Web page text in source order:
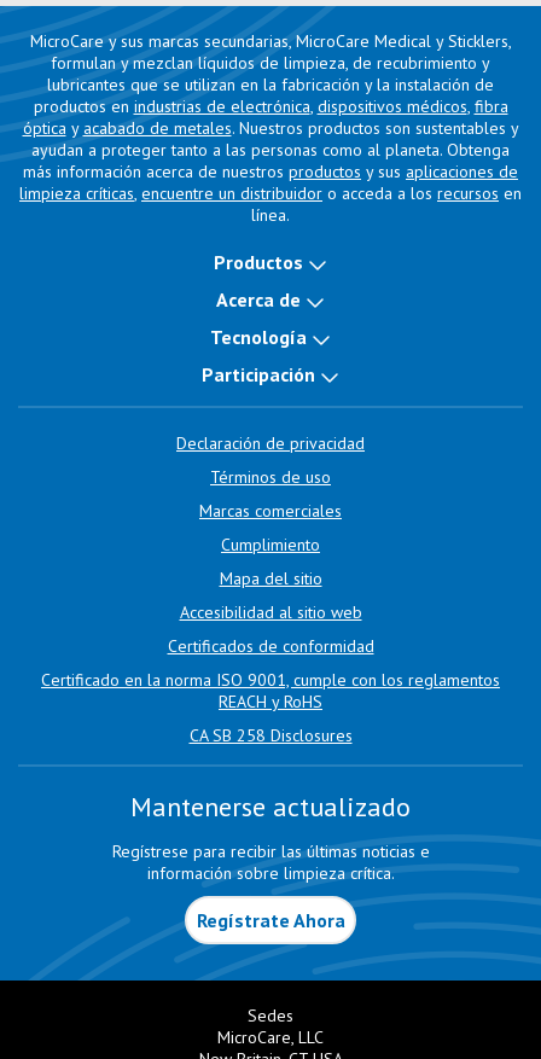
MicroCare y sus marcas secundarias, MicroCare Medical y Sticklers,
formulan y mezclan líquidos de limpieza, de recubrimiento y
lubricantes que se utilizan en la fabricación y la instalación de
productos en industrias de electrónica, dispositivos médicos, fibra
óptica y acabado de metales. Nuestros productos son sustentables y
ayudan a proteger tanto a las personas como al planeta. Obtenga
más información acerca de nuestros productos y sus aplicaciones de
limpieza críticas, encuentre un distribuidor o acceda a los recursos en
línea.
Productos
Acerca de
Tecnología
Participación
Declaración de privacidad
Términos de uso
Marcas comerciales
Cumplimiento
Mapa del sitio
Accesibilidad al sitio web
Certificados de conformidad
Certificado en la norma ISO 9001, cumple con los reglamentos
REACH y RoHS
CA SB 258 Disclosures
Mantenerse actualizado
Regístrese para recibir las últimas noticias e
información sobre limpieza crítica.
Regístrate Ahora
Sedes
MicroCare, LLC